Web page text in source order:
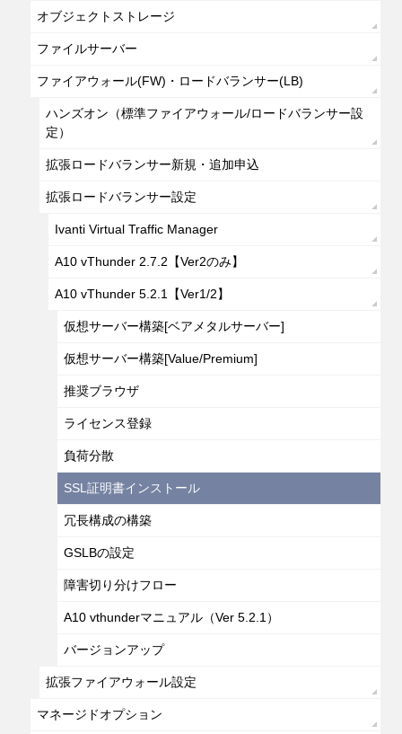
オブジェクトストレージ
ファイルサーバー
ファイアウォール(FW)・ロードバランサー(LB)
ハンズオン（標準ファイアウォール/ロードバランサー設
定）
拡張ロードバランサー新規・追加申込
拡張ロードバランサー設定
Ivanti Virtual Traffic Manager
A10 vThunder 2.7.2【Ver2のみ】
A10 vThunder 5.2.1【Ver1/2】
仮想サーバー構築[ベアメタルサーバー]
仮想サーバー構築[Value/Premium]
推奨ブラウザ
ライセンス登録
負荷分散
SSL証明書インストール
冗長構成の構築
GSLBの設定
障害切り分けフロー
A10 vthunderマニュアル（Ver 5.2.1）
バージョンアップ
拡張ファイアウォール設定
マネージドオプション